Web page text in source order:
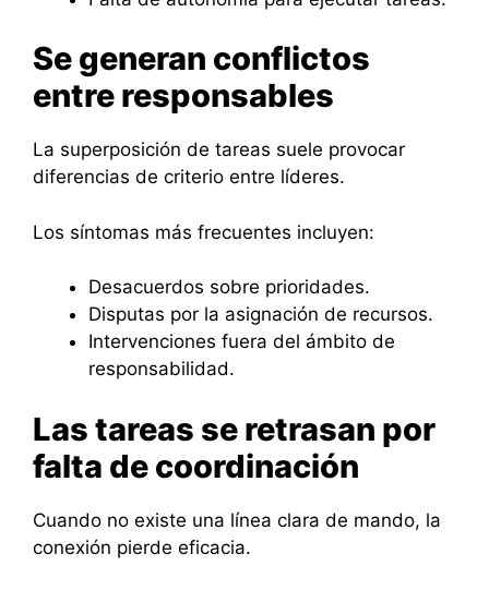
Se generan conflictos
entre responsables
La superposición de tareas suele provocar
diferencias de criterio entre líderes.
Los síntomas más frecuentes incluyen:
Desacuerdos sobre prioridades.
Disputas por la asignación de recursos.
Intervenciones fuera del ámbito de
responsabilidad.
Las tareas se retrasan por
falta de coordinación
Cuando no existe una línea clara de mando, la
conexión pierde eficacia.